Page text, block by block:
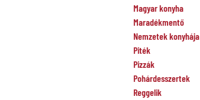
Magyar konyha
Maradékmentő
Nemzetek konyhája
Piték
Pizzák
Pohárdesszertek
Reggelik